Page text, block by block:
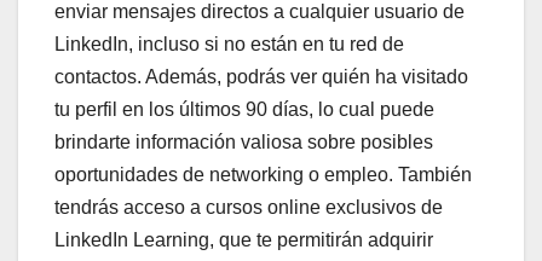
enviar mensajes directos a cualquier usuario de
LinkedIn, incluso si no están en tu red de
contactos. Además, podrás ver quién ha visitado
tu perfil en los últimos 90 días, lo cual puede
brindarte información valiosa sobre posibles
oportunidades de networking o empleo. También
tendrás acceso a cursos online exclusivos de
LinkedIn Learning, que te permitirán adquirir